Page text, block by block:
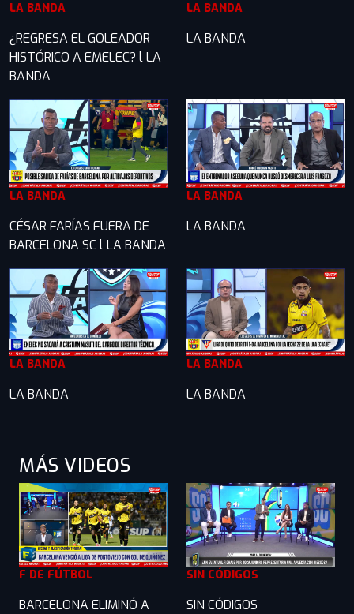
LA BANDA
¿REGRESA EL GOLEADOR
HISTÓRICO A EMELEC? l LA
BANDA
LA BANDA
LA BANDA
LA BANDA
CÉSAR FARÍAS FUERA DE
BARCELONA SC l LA BANDA
LA BANDA
LA BANDA
LA BANDA
LA BANDA
LA BANDA
LA BANDA
MÁS VIDEOS
F DE FÚTBOL
BARCELONA ELIMINÓ A
SIN CÓDIGOS
SIN CÓDIGOS